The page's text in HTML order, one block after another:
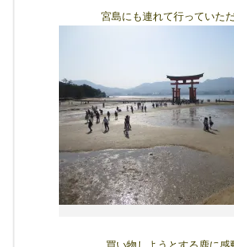
宮島にも連れて行っていただ